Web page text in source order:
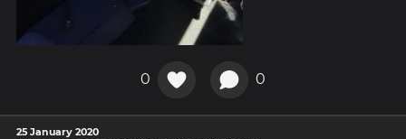
0 0
25 January 2020